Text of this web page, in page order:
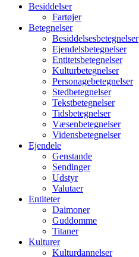
Besiddelser
Fartøjer
Betegnelser
Besiddelsesbetegnelser
Ejendelsbetegnelser
Entitetsbetegnelser
Kulturbetegnelser
Personagebetegnelser
Stedbetegnelser
Tekstbetegnelser
Tidsbetegnelser
Væsenbetegnelser
Vidensbetegnelser
Ejendele
Genstande
Sendinger
Udstyr
Valutaer
Entiteter
Daimoner
Guddomme
Titaner
Kulturer
Kulturdannelser